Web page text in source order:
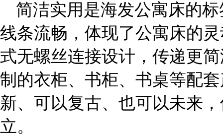
简洁实用是海发公寓床的
线条流畅，体现了公寓床的
式无螺丝连接设计，传递更
制的衣柜、书柜、书桌等配
新、可以复古、也可以未来
立。